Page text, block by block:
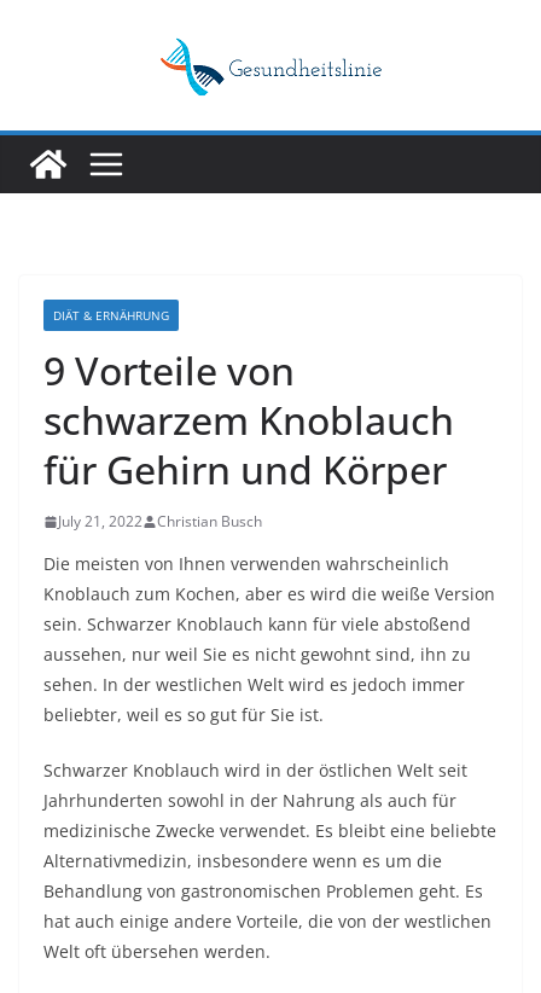
DIÄT & ERNÄHRUNG
9 Vorteile von
schwarzem Knoblauch
für Gehirn und Körper
July 21, 2022 Christian Busch
Die meisten von Ihnen verwenden wahrscheinlich
Knoblauch zum Kochen, aber es wird die weiße Version
sein. Schwarzer Knoblauch kann für viele abstoßend
aussehen, nur weil Sie es nicht gewohnt sind, ihn zu
sehen. In der westlichen Welt wird es jedoch immer
beliebter, weil es so gut für Sie ist.
Schwarzer Knoblauch wird in der östlichen Welt seit
Jahrhunderten sowohl in der Nahrung als auch für
medizinische Zwecke verwendet. Es bleibt eine beliebte
Alternativmedizin, insbesondere wenn es um die
Behandlung von gastronomischen Problemen geht. Es
hat auch einige andere Vorteile, die von der westlichen
Welt oft übersehen werden.